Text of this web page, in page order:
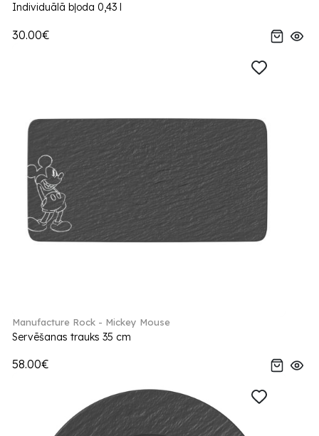
Individuālā bļoda 0,43 l
30.00€
Manufacture Rock - Mickey Mouse
Servēšanas trauks 35 cm
58.00€